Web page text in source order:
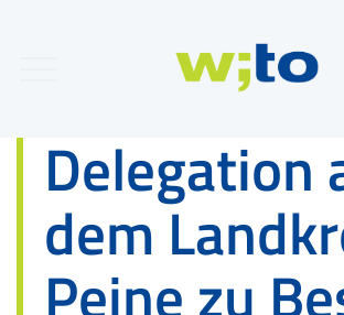
Delegation
dem
Peine zu